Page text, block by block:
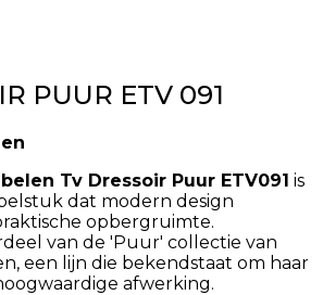
PUUR ETV 091
Tv Dressoir Puur ETV091 is
dat modern design
opbergruimte.
van de 'Puur' collectie van
een lijn die bekendstaat om haar
afwerking.